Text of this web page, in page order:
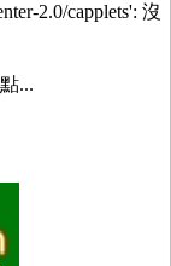
2.0/capplets': 沒
...